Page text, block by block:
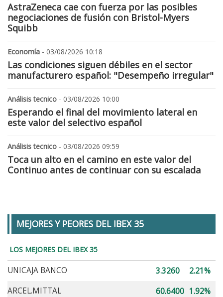
AstraZeneca cae con fuerza por las posibles
negociaciones de fusión con Bristol-Myers
Squibb
Economía - 03/08/2026 10:18
Las condiciones siguen débiles en el sector
manufacturero español: "Desempeño irregular"
Análisis tecnico - 03/08/2026 10:00
Esperando el final del movimiento lateral en
este valor del selectivo español
Análisis tecnico - 03/08/2026 09:59
Toca un alto en el camino en este valor del
Continuo antes de continuar con su escalada
MEJORES Y PEORES DEL IBEX 35
LOS MEJORES DEL IBEX 35
UNICAJA BANCO 3.3260
2.21%
ARCEL.MITTAL
60.6400 1.92%